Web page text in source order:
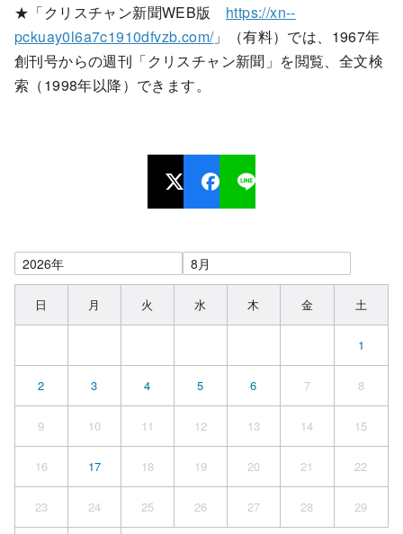
★「クリスチャン新聞WEB版 https://xn--
pckuay0l6a7c1910dfvzb.com/」（有料）では、1967年
創刊号からの週刊「クリスチャン新聞」を閲覧、全文検
索（1998年以降）できます。
日 月 火 水 木 金 土
1
2 3 4 5 6 7 8
9 10 11 12 13 14 15
16 17 18 19 20 21 22
23 24 25 26 27 28 29